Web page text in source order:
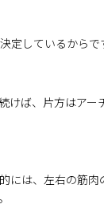
しているからで
けば、片方はアー
には、左右の筋